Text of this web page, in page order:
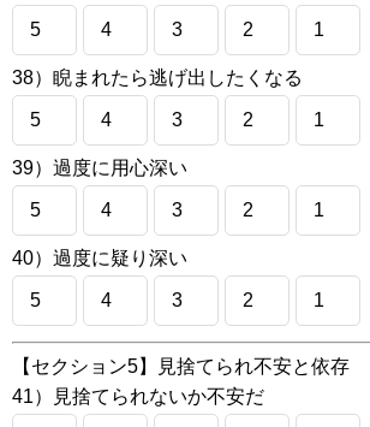
5 4 3 2 1
38）睨まれたら逃げ出したくなる
5 4 3 2 1
39）過度に用心深い
5 4 3 2 1
40）過度に疑り深い
5 4 3 2 1
【セクション5】見捨てられ不安と依存
41）見捨てられないか不安だ